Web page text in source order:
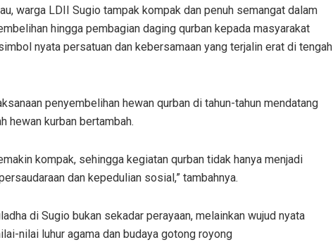
warga LDII Sugio tampak kompak dan penuh semangat dalam
hingga pembagian daging qurban kepada masyarakat
nyata persatuan dan kebersamaan yang terjalin erat di tengah
penyembelihan hewan qurban di tahun-tahun mendatang
hewan kurban bertambah.
kompak, sehingga kegiatan qurban tidak hanya menjadi
dan kepedulian sosial,” tambahnya.
di Sugio bukan sekadar perayaan, melainkan wujud nyata
nilai luhur agama dan budaya gotong royong